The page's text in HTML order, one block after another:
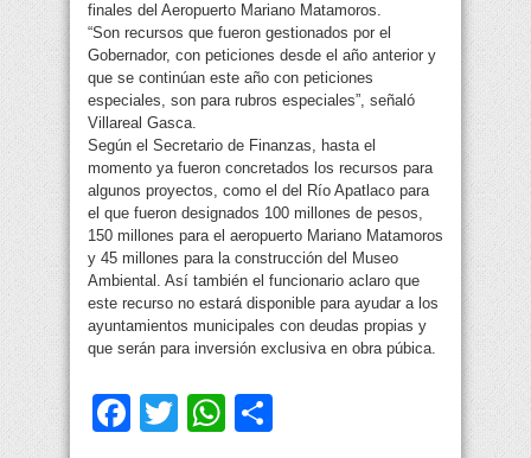
finales del Aeropuerto Mariano Matamoros.
“Son recursos que fueron gestionados por el
Gobernador, con peticiones desde el año anterior y
que se continúan este año con peticiones
especiales, son para rubros especiales”, señaló
Villareal Gasca.
Según el Secretario de Finanzas, hasta el
momento ya fueron concretados los recursos para
algunos proyectos, como el del Río Apatlaco para
el que fueron designados 100 millones de pesos,
150 millones para el aeropuerto Mariano Matamoros
y 45 millones para la construcción del Museo
Ambiental. Así también el funcionario aclaro que
este recurso no estará disponible para ayudar a los
ayuntamientos municipales con deudas propias y
que serán para inversión exclusiva en obra púbica.
Facebook
TwitterWhatsApp